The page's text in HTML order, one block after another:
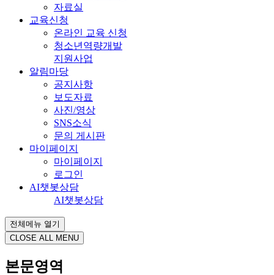
자료실
교육신청
온라인 교육 신청
청소년역량개발
지원사업
알림마당
공지사항
보도자료
사진/영상
SNS소식
문의 게시판
마이페이지
마이페이지
로그인
AI챗봇상담
AI챗봇상담
전체메뉴 열기
CLOSE ALL MENU
본문영역